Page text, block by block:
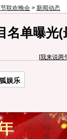
联欢晚会 > 新闻动态
名单曝光(
[我来说两
娱乐